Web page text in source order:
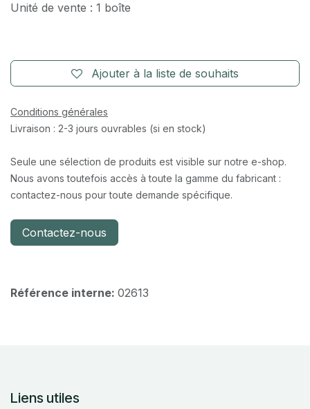
Unité de vente : 1 boîte
Ajouter à la liste de souhaits
Conditions générales
Livraison : 2-3 jours ouvrables (si en stock)
Seule une sélection de produits est visible sur notre e-shop.
Nous avons toutefois accès à toute la gamme du fabricant :
contactez-nous pour toute demande spécifique.
Contactez-nous
Référence interne: 02613
Liens utiles